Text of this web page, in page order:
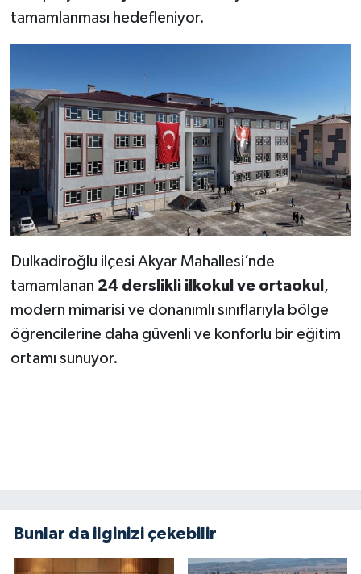
tamamlanması hedefleniyor.
Dulkadiroğlu ilçesi Akyar Mahallesi’nde
tamamlanan 24 derslikli ilkokul ve ortaokul ,
modern mimarisi ve donanımlı sınıflarıyla bölge
öğrencilerine daha güvenli ve konforlu bir eğitim
ortamı sunuyor.
Bunlar da ilginizi çekebilir
KİM KİMDİR
ÇEK GÖNDER
KİTAP
HEDEF2020
OTOMOBİL
MİZAH
TARİH
Genel
Politika
SEÇİM 2015